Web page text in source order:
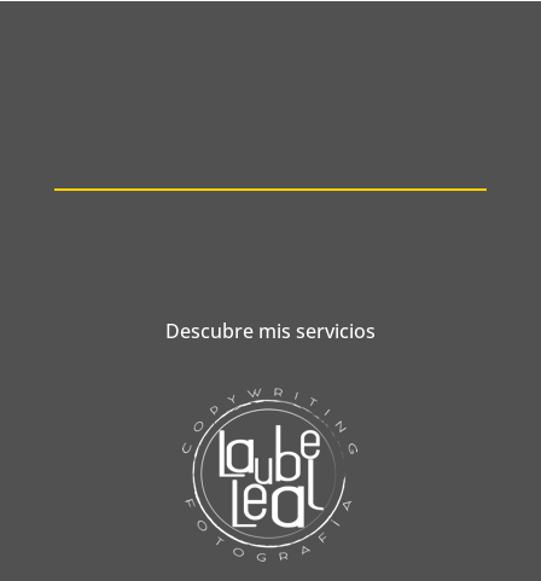
Descubre mis servicios